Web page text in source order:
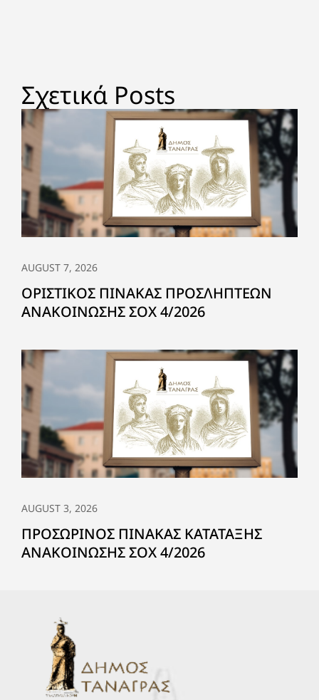
Σχετικά Posts
AUGUST 7, 2026
ΟΡΙΣΤΙΚΟΣ ΠΙΝΑΚΑΣ ΠΡΟΣΛΗΠΤΕΩΝ
ΑΝΑΚΟΙΝΩΣΗΣ ΣΟΧ 4/2026
AUGUST 3, 2026
ΠΡΟΣΩΡΙΝΟΣ ΠΙΝΑΚΑΣ ΚΑΤΑΤΑΞΗΣ
ΑΝΑΚΟΙΝΩΣΗΣ ΣΟΧ 4/2026